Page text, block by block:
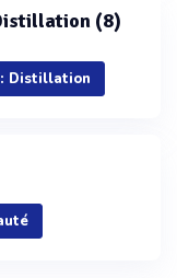
(8)
Distillation